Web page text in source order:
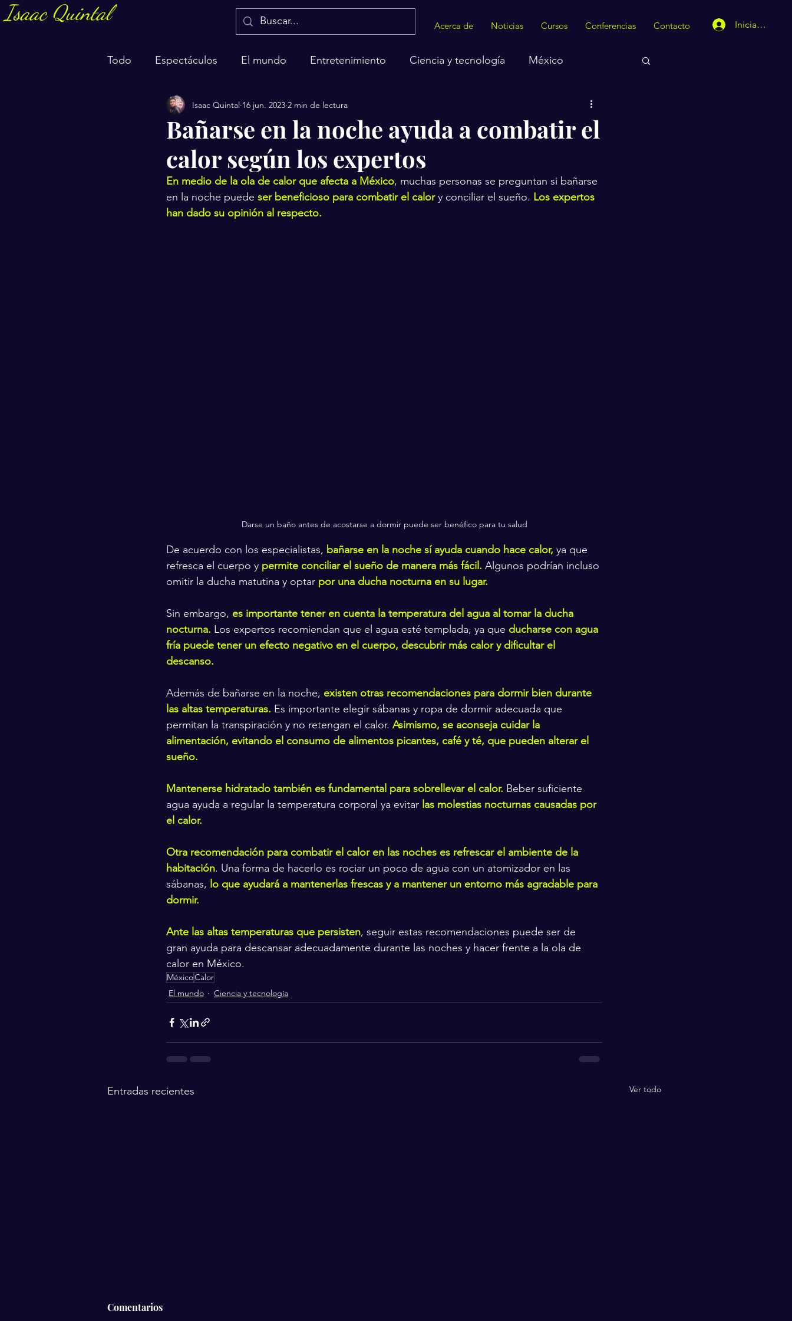
Isaac Quintal
Acerca de Noticias Cursos Conferencias Contacto Iniciar sesión
Todo Espectáculos El mundo Entretenimiento Ciencia y tecnología México
Marketing y negocios Salud
Bañarse en la noche ayuda a combatir el
calor según los expertos
Isaac Quintal 16 jun. 2023 2 min de lectura
En medio de la ola de calor que afecta a México, muchas personas se preguntan si bañarse
en la noche puede ser beneficioso para combatir el calor y conciliar el sueño. Los expertos
han dado su opinión al respecto.
Darse un baño antes de acostarse a dormir puede ser benéfico para tu salud
De acuerdo con los especialistas, bañarse en la noche sí ayuda cuando hace calor, ya que
refresca el cuerpo y permite conciliar el sueño de manera más fácil. Algunos podrían incluso
omitir la ducha matutina y optar por una ducha nocturna en su lugar.
Sin embargo, es importante tener en cuenta la temperatura del agua al tomar la ducha
nocturna. Los expertos recomiendan que el agua esté templada, ya que ducharse con agua
fría puede tener un efecto negativo en el cuerpo, descubrir más calor y dificultar el
descanso.
Además de bañarse en la noche, existen otras recomendaciones para dormir bien durante
las altas temperaturas. Es importante elegir sábanas y ropa de dormir adecuada que
permitan la transpiración y no retengan el calor. Asimismo, se aconseja cuidar la
alimentación, evitando el consumo de alimentos picantes, café y té, que pueden alterar el
sueño.
Mantenerse hidratado también es fundamental para sobrellevar el calor. Beber suficiente
agua ayuda a regular la temperatura corporal ya evitar las molestias nocturnas causadas por
el calor.
Otra recomendación para combatir el calor en las noches es refrescar el ambiente de la
habitación. Una forma de hacerlo es rociar un poco de agua con un atomizador en las
sábanas, lo que ayudará a mantenerlas frescas y a mantener un entorno más agradable para
dormir.
Ante las altas temperaturas que persisten, seguir estas recomendaciones puede ser de
gran ayuda para descansar adecuadamente durante las noches y hacer frente a la ola de
calor en México.
MéxicoCalor
El mundo
Ciencia y tecnología
Entradas recientes Ver todo
Comentarios